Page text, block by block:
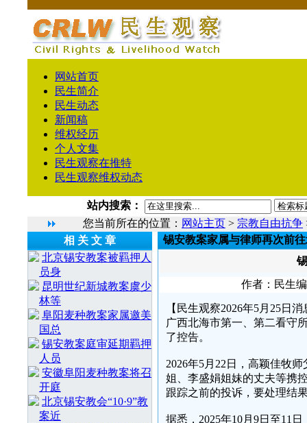
网站首页
民生简介
民生动态
新闻稿
维权经历
个人文集
民生观察在推特
民生观察维权动态
站内搜索：
您当前所在的位置： 网站主页 > 宗教自由抗争
相 关 文 章
北京锡安教案被羁押人
员身
昆明世纪新城教案虞少
林等
阜阳麦种教案家属邀美
国总
锡安教案庭审延期羁押
人员
安徽阜阳麦种教案将召
开庭
北京锡安教会“10·9”教
案近
锡安教案家属与律师再次前
作者：民生
【民生观察2026年5月25日
广西北海市第一、第二看守
了控告。
2026年5月22日，高颖佳牧
姐、李盛娟姐妹的丈夫等携
跟踪之前的投诉，要处理结
据悉，2025年10月9日至11